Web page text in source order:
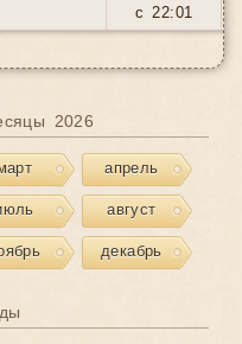
с 22:01
2026
апрель
август
декабрь